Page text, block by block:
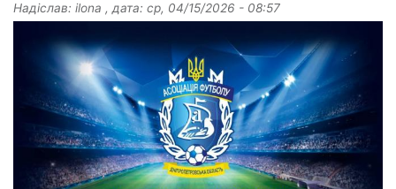
Надіслав: ilona , дата: ср, 04/15/2026 - 08:57